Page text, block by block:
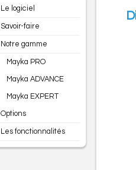
Le logiciel
Savoir-faire
Notre gamme
Mayka PRO
Mayka ADVANCE
Mayka EXPERT
Options
Les fonctionnalités